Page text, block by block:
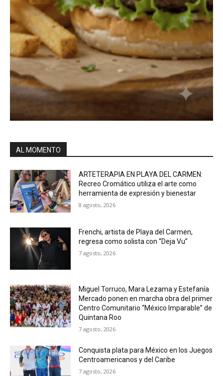
AL MOMENTO
ARTETERAPIA EN PLAYA DEL CARMEN:
Recreo Cromático utiliza el arte como
herramienta de expresión y bienestar
8 agosto, 2026
Frenchi, artista de Playa del Carmen,
regresa como solista con “Deja Vu”
7 agosto, 2026
Miguel Torruco, Mara Lezama y Estefanía
Mercado ponen en marcha obra del primer
Centro Comunitario “México Imparable” de
Quintana Roo
7 agosto, 2026
Conquista plata para México en los Juegos
Centroamericanos y del Caribe
7 agosto, 2026